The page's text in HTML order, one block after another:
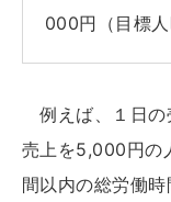
000円（目標人
例えば、１日の
売上を5,000円の
間以内の総労働時